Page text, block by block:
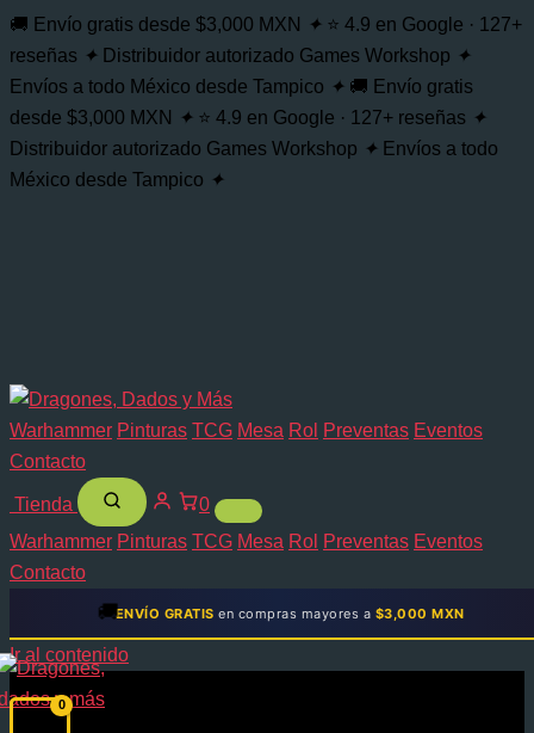
🚚 Envío gratis desde $3,000 MXN ✦ ⭐ 4.9 en Google · 127+
reseñas ✦ Distribuidor autorizado Games Workshop ✦
Envíos a todo México desde Tampico ✦ 🚚 Envío gratis
desde $3,000 MXN
✦ ⭐ 4.9 en Google · 127+ reseñas ✦
Distribuidor autorizado Games Workshop ✦ Envíos a todo
México desde Tampico ✦
Warhammer Pinturas TCG Mesa Rol Preventas Eventos
Contacto
Tienda
0
Warhammer Pinturas TCG Mesa Rol Preventas Eventos
Contacto
🚚ENVÍO GRATIS en compras mayores a $3,000 MXN
Ir al contenido